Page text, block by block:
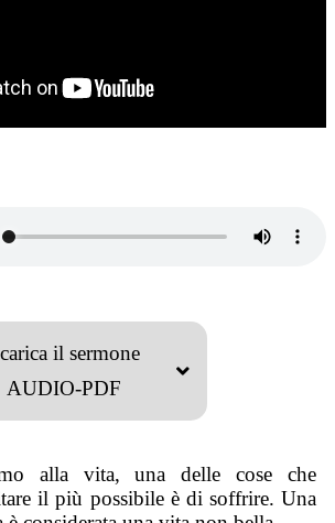
il sermone
AUDIO-PDF
alla vita, una delle cose che
il più possibile è di soffrire. Una